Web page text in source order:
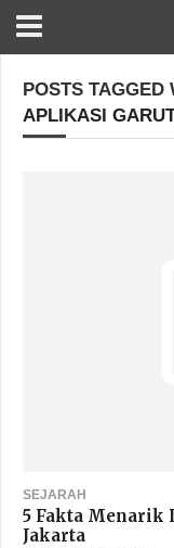
POSTS TAGGED
APLIKASI
SEJARAH
5 Fakta Menarik
Jakarta